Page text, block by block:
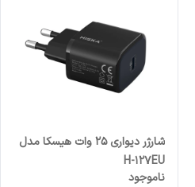
شارژر دیواری 25 وات هیسکا مدل
H-127EU
ناموجود